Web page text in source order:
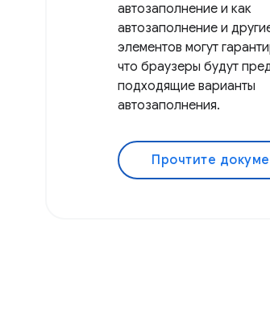
автозаполнение и как
автозаполнение и
элементов могут
что браузеры будут
подходящие варианты
автозаполнения.
Прочтите